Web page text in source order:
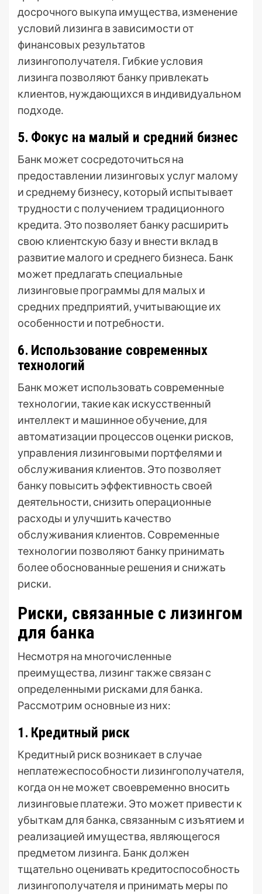
досрочного выкупа имущества, изменение
условий лизинга в зависимости от
финансовых результатов
лизингополучателя․ Гибкие условия
лизинга позволяют банку привлекать
клиентов, нуждающихся в индивидуальном
подходе․
5․ Фокус на малый и средний бизнес
Банк может сосредоточиться на
предоставлении лизинговых услуг малому
и среднему бизнесу, который испытывает
трудности с получением традиционного
кредита․ Это позволяет банку расширить
свою клиентскую базу и внести вклад в
развитие малого и среднего бизнеса․ Банк
может предлагать специальные
лизинговые программы для малых и
средних предприятий, учитывающие их
особенности и потребности․
6․ Использование современных
технологий
Банк может использовать современные
технологии, такие как искусственный
интеллект и машинное обучение, для
автоматизации процессов оценки рисков,
управления лизинговыми портфелями и
обслуживания клиентов․ Это позволяет
банку повысить эффективность своей
деятельности, снизить операционные
расходы и улучшить качество
обслуживания клиентов․ Современные
технологии позволяют банку принимать
более обоснованные решения и снижать
риски․
Риски, связанные с лизингом
для банка
Несмотря на многочисленные
преимущества, лизинг также связан с
определенными рисками для банка․
Рассмотрим основные из них:
1․ Кредитный риск
Кредитный риск возникает в случае
неплатежеспособности лизингополучателя,
когда он не может своевременно вносить
лизинговые платежи․ Это может привести к
убыткам для банка, связанным с изъятием и
реализацией имущества, являющегося
предметом лизинга․ Банк должен
тщательно оценивать кредитоспособность
лизингополучателя и принимать меры по